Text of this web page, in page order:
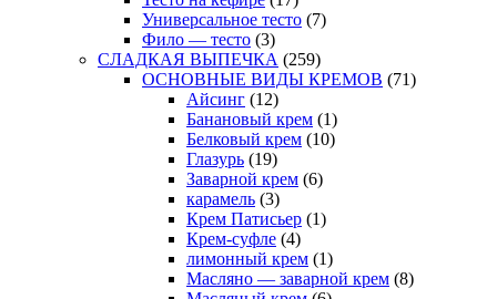
Универсальное тесто (7)
Фило — тесто (3)
СЛАДКАЯ ВЫПЕЧКА (259)
ОСНОВНЫЕ ВИДЫ КРЕМОВ (71)
Айсинг (12)
Банановый крем (1)
Белковый крем (10)
Глазурь (19)
Заварной крем (6)
карамель (3)
Крем Патисьер (1)
Крем-суфле (4)
лимонный крем (1)
Масляно — заварной крем (8)